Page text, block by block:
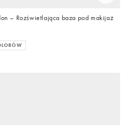
– Rozświetlająca baza pod makijaż